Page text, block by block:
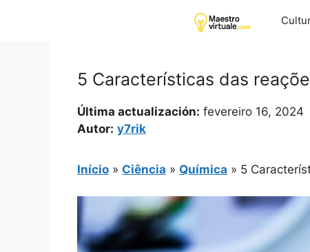
5 Características das
Última actualización: fevereiro 16, 2024
Autor: y7rik
Início » Ciência » Química » 5